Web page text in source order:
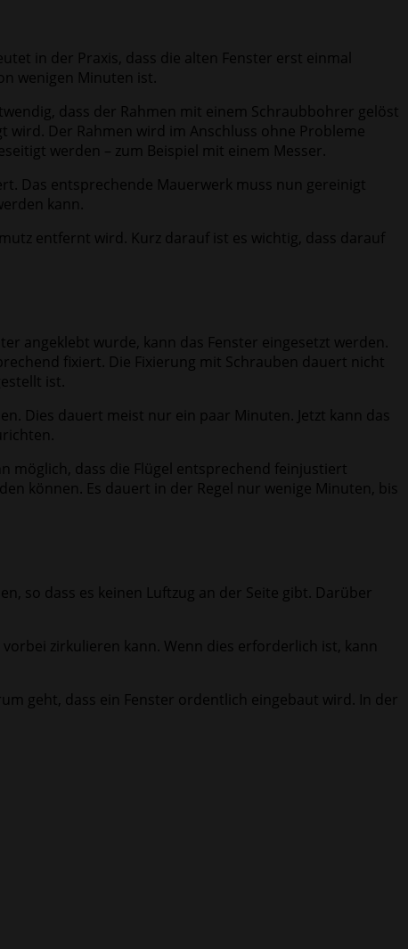
in der Praxis, dass die alten Fenster erst einmal
wenigen Minuten ist.
dass der Rahmen mit einem Schraubbohrer gelöst
wird. Der Rahmen wird im Anschluss ohne Probleme
werden – zum Beispiel mit einem Messer.
Das entsprechende Mauerwerk muss nun gereinigt
kann.
entfernt wird. Kurz darauf ist es wichtig, dass darauf
angeklebt wurde, kann das Fenster eingesetzt werden.
fixiert. Die Fixierung mit Schrauben dauert nicht
ist.
Dies dauert meist nur ein paar Minuten. Jetzt kann das
möglich, dass die Flügel entsprechend feinjustiert
können. Es dauert in der Regel nur wenige Minuten, bis
so dass es keinen Luftzug an der Seite gibt. Darüber
zirkulieren kann. Wenn dies erforderlich ist, kann
geht, dass ein Fenster ordentlich eingebaut wird. In der